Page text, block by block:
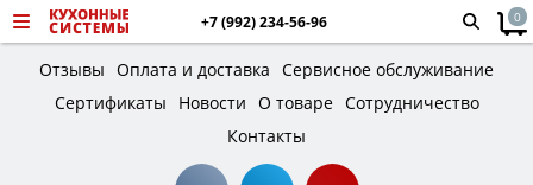
+7 (992) 234-56-96 0
Отзывы Оплата и доставка Сервисное обслуживание
Сертификаты
Новости О товаре Сотрудничество
Контакты